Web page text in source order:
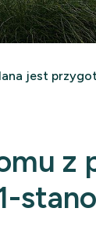
jest
z